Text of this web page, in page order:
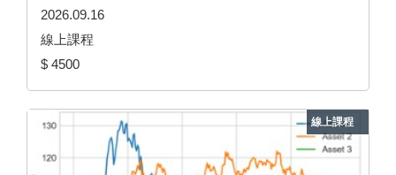
2026.09.16
線上課程
$ 4500
線上課程